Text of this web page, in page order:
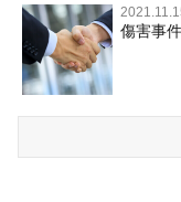
銃刀法
風営法
自首・出頭の不安
業務妨害
公務執行妨害
公然わいせつ罪，
児童ポルノ，リベ
風営法・風適法違反
盗品売買・譲り受
知的財産と刑事事件
危険ドラッグ
無免許運転
飲酒運転
商標法違反
放火・失火
犯罪収益移転防止
ストーカー事件
取調べの注意点
少年事件の手続と特
少年事件の処分
傷害事